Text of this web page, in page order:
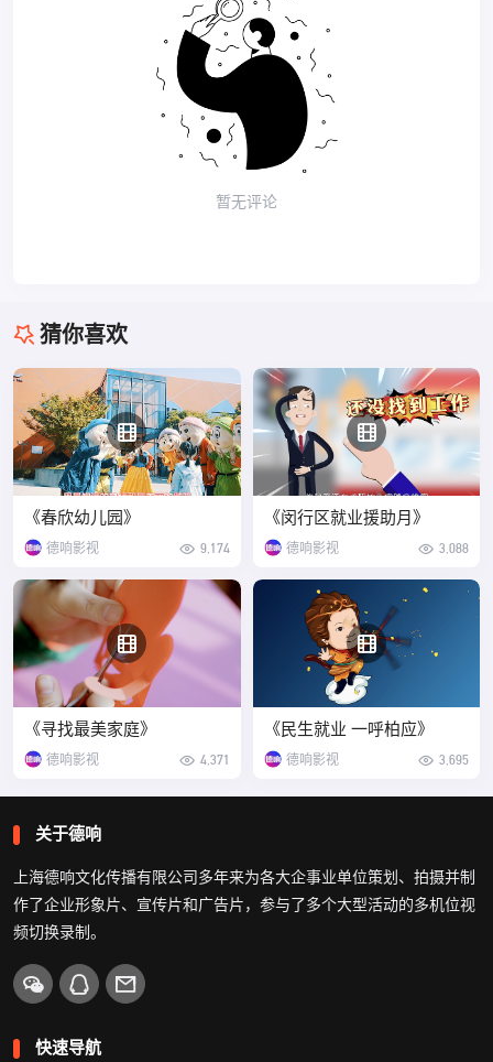
暂无评论
猜你喜欢
《春欣幼儿园》
德响影视 9,174
《闵行区就业援助月》
德响影视 3,088
《寻找最美家庭》
德响影视 4,371
《民生就业 一呼柏应》
德响影视 3,695
关于德响
上海德响文化传播有限公司多年来为各大企事业单位策划、拍摄并制
作了企业形象片、宣传片和广告片，参与了多个大型活动的多机位视
频切换录制。
快速导航